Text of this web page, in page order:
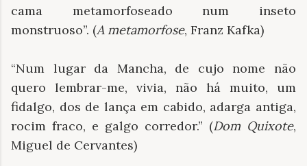
cama metamorfoseado num inseto
monstruoso”. (A metamorfose, Franz Kafka)
“Num lugar da Mancha, de cujo nome não
quero lembrar-me, vivia, não há muito, um
fidalgo, dos de lança em cabido, adarga antiga,
rocim fraco, e galgo corredor.” (Dom Quixote,
Miguel de Cervantes)